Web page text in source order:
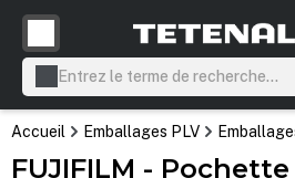
principal
Accueil Emballages PLV
FUJIFILM -